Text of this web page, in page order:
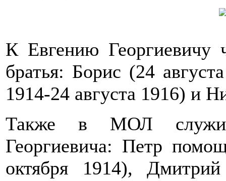
К Евгению Георгиевичу
братья: Борис (24
1914-24 августа 1916) и
Также в МОЛ
Георгиевича: Петр
октября 1914),